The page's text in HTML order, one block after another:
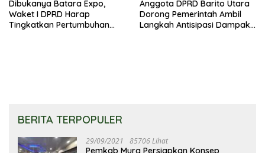
Dibukanya Batara Expo,
Waket I DPRD Harap
Tingkatkan Pertumbuhan
Anggota DPRD Barito Utara
Dorong Pemerintah Ambil
Langkah Antisipasi Dampak
BERITA TERPOPULER
29/09/2021 85706 Lihat
Pemkab Mura Persiapkan Konsep